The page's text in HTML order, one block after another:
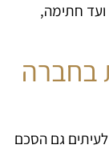
ועד חתימה,
בחברה
גם הסכם